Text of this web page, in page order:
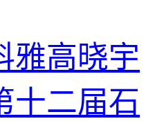
雅高晓宇
十二届石